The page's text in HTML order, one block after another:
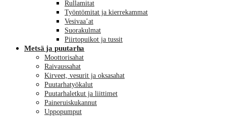
Rullamitat
Työntömitat ja kierrekammat
Vesivaa’at
Suorakulmat
Piirtopuikot ja tussit
Metsä ja puutarha
Moottorisahat
Raivaussahat
Kirveet, vesurit ja oksasahat
Puutarhatyökalut
Puutarhaletkut ja liittimet
Paineruiskukannut
Uppopumput